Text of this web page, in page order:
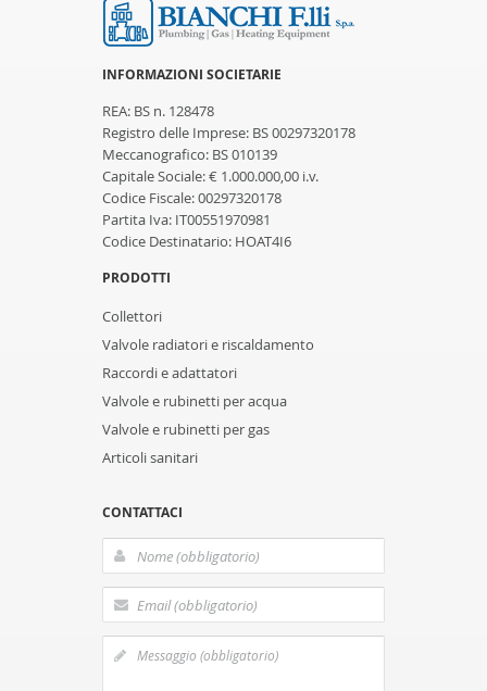
INFORMAZIONI SOCIETARIE
REA: BS n. 128478
Registro delle Imprese: BS 00297320178
Meccanografico: BS 010139
Capitale Sociale: € 1.000.000,00 i.v.
Codice Fiscale: 00297320178
Partita Iva: IT00551970981
Codice Destinatario: HOAT4I6
PRODOTTI
Collettori
Valvole radiatori e riscaldamento
Raccordi e adattatori
Valvole e rubinetti per acqua
Valvole e rubinetti per gas
Articoli sanitari
CONTATTACI